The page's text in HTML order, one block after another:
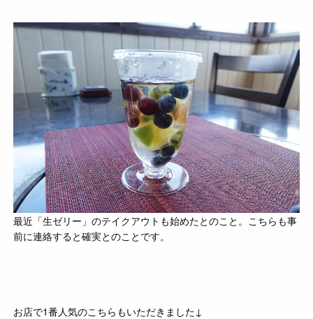
最近「生ゼリー」のテイクアウトも始めたとのこと。こちらも事
前に連絡すると確実とのことです。
お店で1番人気のこちらもいただきました↓